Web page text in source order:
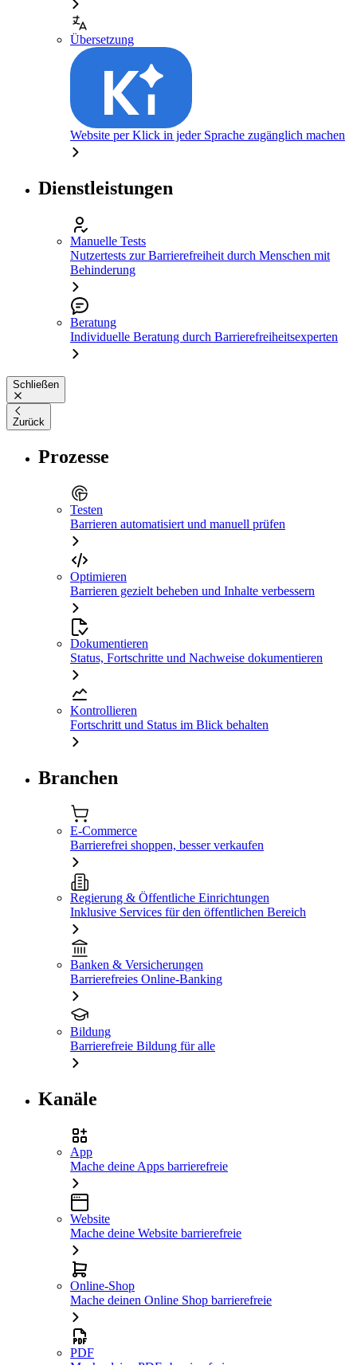
Übersetzung
Website per Klick in jeder Sprache zugänglich machen
Dienstleistungen
Manuelle Tests
Nutzertests zur Barrierefreiheit durch Menschen mit
Behinderung
Beratung
Individuelle Beratung durch Barrierefreiheitsexperten
Schließen
Zurück
Prozesse
Testen
Barrieren automatisiert und manuell prüfen
Optimieren
Barrieren gezielt beheben und Inhalte verbessern
Dokumentieren
Status, Fortschritte und Nachweise dokumentieren
Kontrollieren
Fortschritt und Status im Blick behalten
Branchen
E-Commerce
Barrierefrei shoppen, besser verkaufen
Regierung & Öffentliche Einrichtungen
Inklusive Services für den öffentlichen Bereich
Banken & Versicherungen
Barrierefreies Online-Banking
Bildung
Barrierefreie Bildung für alle
Kanäle
App
Mache deine Apps barrierefreie
Website
Mache deine Website barrierefreie
Online-Shop
Mache deinen Online Shop barrierefreie
PDF